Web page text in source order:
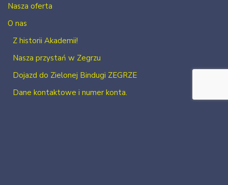
Nasza oferta
O nas
Z historii Akademii!
Nasza przystań w Zegrzu
Dojazd do Zielonej Bindugi ZEGRZE
Dane kontaktowe i numer konta.